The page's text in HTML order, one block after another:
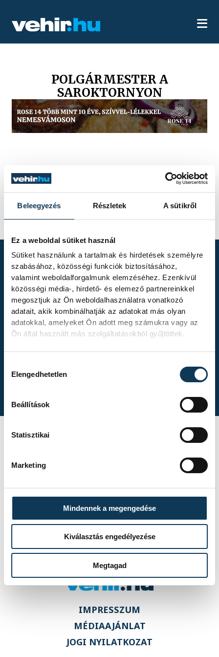
Beleegyezés Részletek A sütikről
Ez a weboldal sütiket használ
Sütiket használunk a tartalmak és hirdetések személyre
szabásához, közösségi funkciók biztosításához,
valamint weboldalforgalmunk elemzéséhez. Ezenkívül
közösségi média-, hirdető- és elemező partnereinkkel
megosztjuk az Ön weboldalhasználatra vonatkozó
adatait, akik kombinálhatják az adatokat más olyan
adatokkal, amelyeket Ön adott meg számukra vagy az
Ön által használt más szolgáltatásokból gyűjtöttek.
Elengedhetetlen
Beállítások
Statisztikai
Marketing
Mindennek a megengedése
Kiválasztás engedélyezése
Megtagad
POLGÁRMESTER A
SAROKTORNYON
TOVÁBBI
ALBUMOK
búcsúmérkőzése
idénynyitó
IMPRESSZUM
MÉDIAAJÁNLAT
JOGI NYILATKOZAT